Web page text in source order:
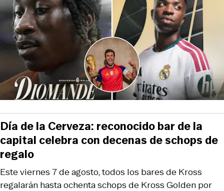
Este viernes 7 de agosto, todos los bares de Kross
regalarán hasta ochenta schops de Kross Golden por
Día de la Cerveza: reconocido bar de la
capital celebra con decenas de schops de
regalo